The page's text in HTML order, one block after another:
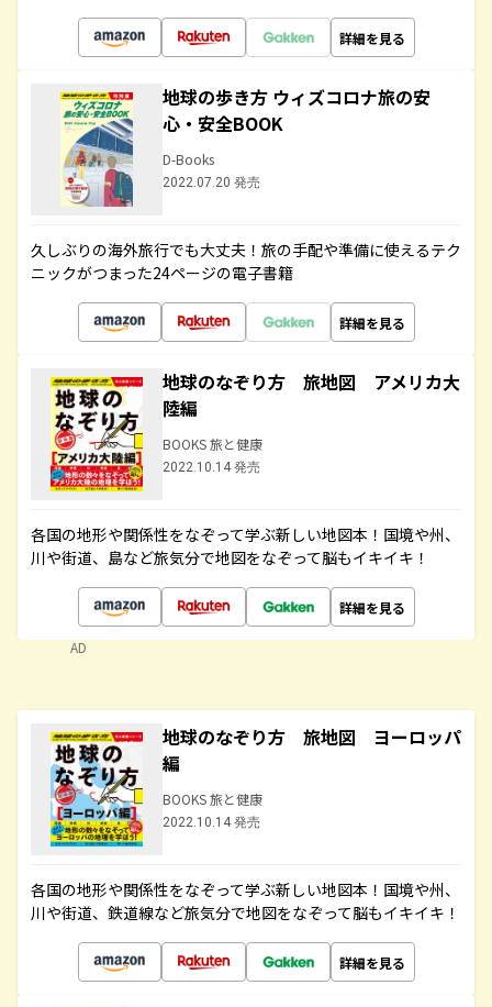
詳細を見る
地球の歩き方 ウィズコロナ旅の安
心・安全BOOK
D-Books
2022.07.20 発売
久しぶりの海外旅行でも大丈夫！旅の手配や準備に使えるテク
ニックがつまった24ページの電子書籍
詳細を見る
地球のなぞり方 旅地図 アメリカ大
陸編
BOOKS 旅と健康
2022.10.14 発売
各国の地形や関係性をなぞって学ぶ新しい地図本！国境や州、
川や街道、島など旅気分で地図をなぞって脳もイキイキ！
詳細を見る
AD
地球のなぞり方 旅地図 ヨーロッパ
編
BOOKS 旅と健康
2022.10.14 発売
各国の地形や関係性をなぞって学ぶ新しい地図本！国境や州、
川や街道、鉄道線など旅気分で地図をなぞって脳もイキイキ！
詳細を見る